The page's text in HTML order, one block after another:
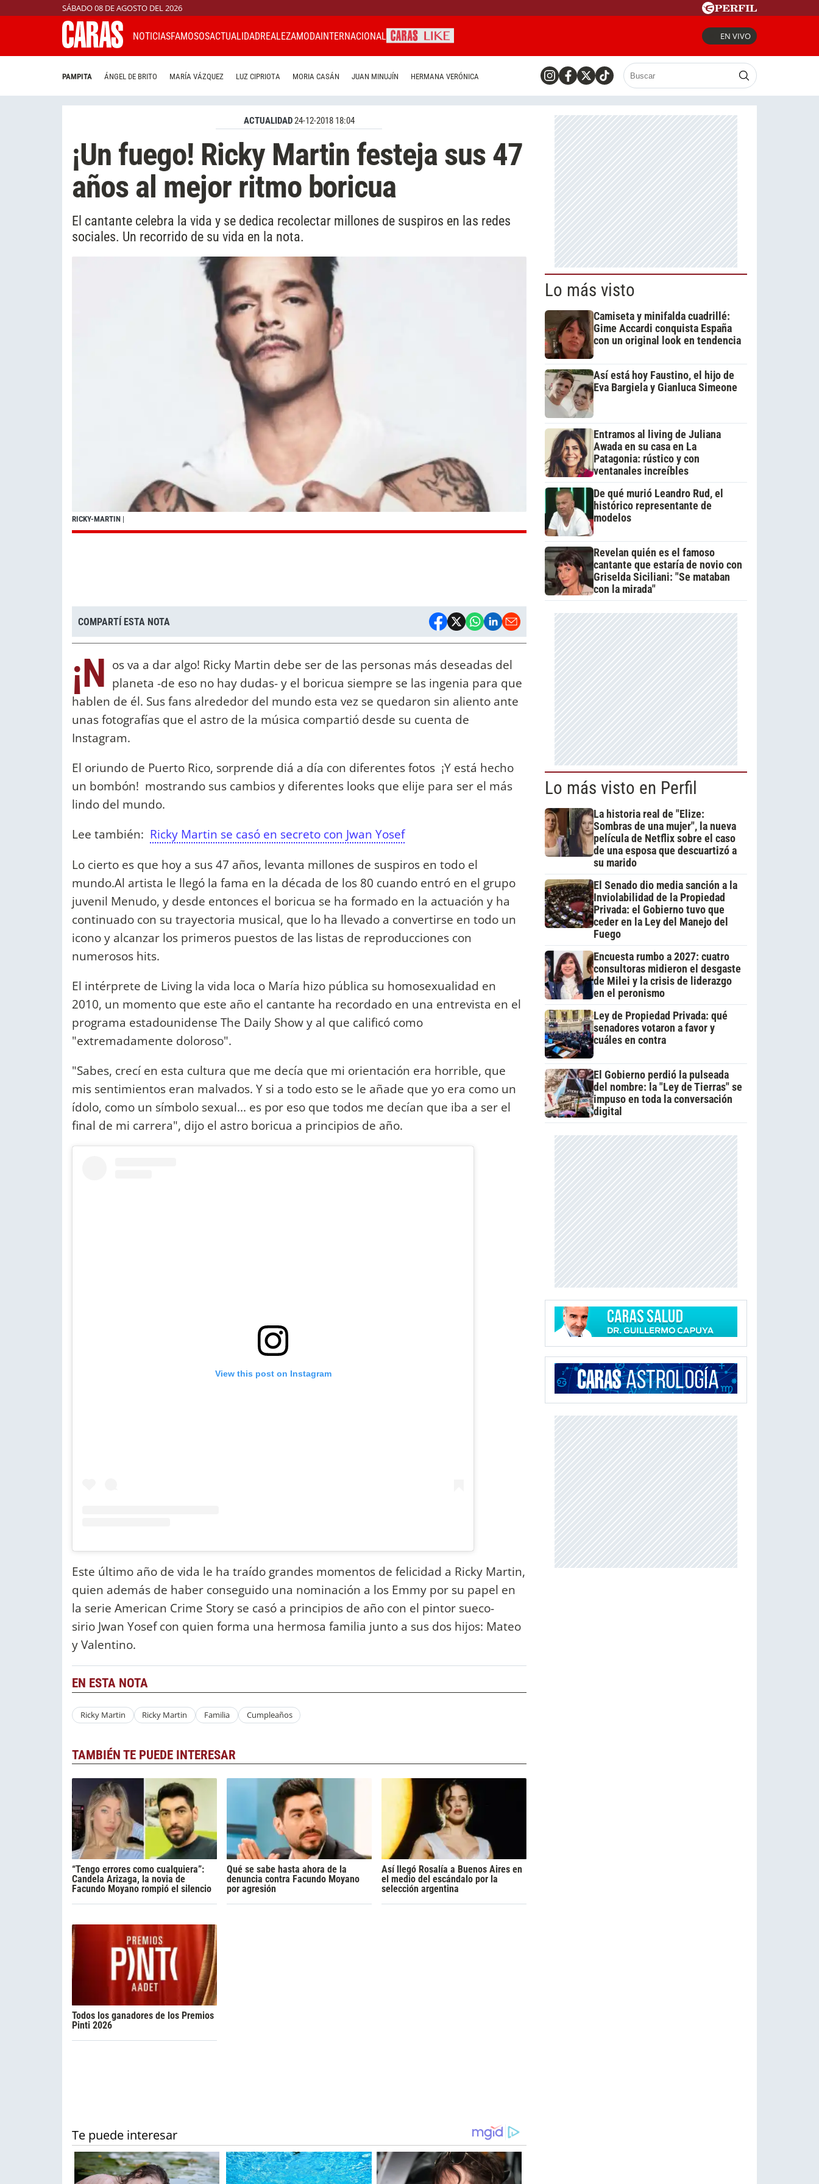
SÁBADO 08 DE AGOSTO DEL 2026
NOTICIASFAMOSOSACTUALIDADREALEZAMODAINTERNACIONAL EN VIVO
PAMPITA ÁNGEL DE BRITO MARÍA VÁZQUEZ LUZ CIPRIOTA MORIA CASÁN JUAN MINUJÍN HERMANA VERÓNICA
ACTUALIDAD24-12-2018 18:04
¡Un fuego! Ricky Martin festeja sus 47
años al mejor ritmo boricua
El cantante celebra la vida y se dedica recolectar millones de suspiros en las redes
sociales. Un recorrido de su vida en la nota.
RICKY-MARTIN |
COMPARTÍ ESTA NOTA
¡N os va a dar algo! Ricky Martin debe ser de las personas más deseadas del
planeta -de eso no hay dudas- y el boricua siempre se las ingenia para que
hablen de él. Sus fans alrededor del mundo esta vez se quedaron sin aliento ante
unas fotografías que el astro de la música compartió desde su cuenta de
Instagram.
El oriundo de Puerto Rico, sorprende diá a día con diferentes fotos ¡Y está hecho
un bombón! mostrando sus cambios y diferentes looks que elije para ser el más
lindo del mundo.
Lee también: Ricky Martin se casó en secreto con Jwan Yosef
Lo cierto es que hoy a sus 47 años, levanta millones de suspiros en todo el
mundo.Al artista le llegó la fama en la década de los 80 cuando entró en el grupo
juvenil Menudo, y desde entonces el boricua se ha formado en la actuación y ha
continuado con su trayectoria musical, que lo ha llevado a convertirse en todo un
icono y alcanzar los primeros puestos de las listas de reproducciones con
numerosos hits.
El intérprete de Living la vida loca o María hizo pública su homosexualidad en
2010, un momento que este año el cantante ha recordado en una entrevista en el
programa estadounidense The Daily Show y al que calificó como
"extremadamente doloroso".
"Sabes, crecí en esta cultura que me decía que mi orientación era horrible, que
mis sentimientos eran malvados. Y si a todo esto se le añade que yo era como un
ídolo, como un símbolo sexual... es por eso que todos me decían que iba a ser el
final de mi carrera", dijo el astro boricua a principios de año.
View this post on Instagram
Este último año de vida le ha traído grandes momentos de felicidad a Ricky Martin,
quien además de haber conseguido una nominación a los Emmy por su papel en
la serie American Crime Story se casó a principios de año con el pintor sueco-
sirio Jwan Yosef con quien forma una hermosa familia junto a sus dos hijos: Mateo
y Valentino.
EN ESTA NOTA
Ricky Martin Ricky Martin Familia Cumpleaños
TAMBIÉN TE PUEDE INTERESAR
“Tengo errores como cualquiera”:
Candela Arizaga, la novia de
Facundo Moyano rompió el silencio
Qué se sabe hasta ahora de la
denuncia contra Facundo Moyano
por agresión
Así llegó Rosalía a Buenos Aires en
el medio del escándalo por la
selección argentina
Todos los ganadores de los Premios
Pinti 2026
Lo más visto
Camiseta y minifalda cuadrillé:
Gime Accardi conquista España
con un original look en tendencia
Así está hoy Faustino, el hijo de
Eva Bargiela y Gianluca Simeone
Entramos al living de Juliana
Awada en su casa en La
Patagonia: rústico y con
ventanales increíbles
De qué murió Leandro Rud, el
histórico representante de
modelos
Revelan quién es el famoso
cantante que estaría de novio con
Griselda Siciliani: "Se mataban
con la mirada"
Lo más visto en Perfil
La historia real de "Elize:
Sombras de una mujer", la nueva
película de Netflix sobre el caso
de una esposa que descuartizó a
su marido
El Senado dio media sanción a la
Inviolabilidad de la Propiedad
Privada: el Gobierno tuvo que
ceder en la Ley del Manejo del
Fuego
Encuesta rumbo a 2027: cuatro
consultoras midieron el desgaste
de Milei y la crisis de liderazgo
en el peronismo
Ley de Propiedad Privada: qué
senadores votaron a favor y
cuáles en contra
El Gobierno perdió la pulseada
del nombre: la "Ley de Tierras" se
impuso en toda la conversación
digital